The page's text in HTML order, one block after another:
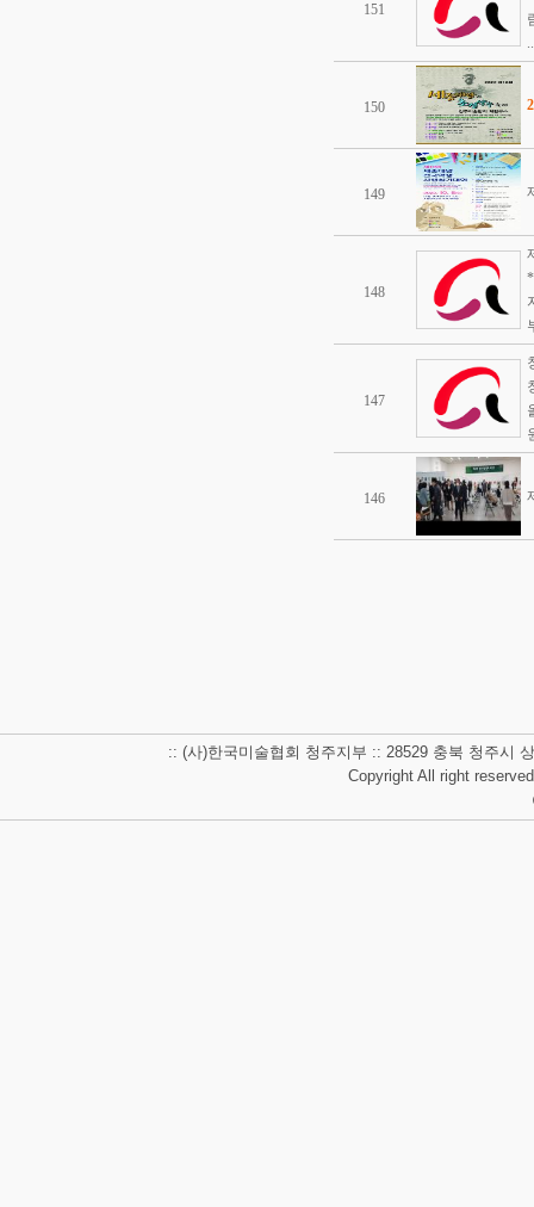
151
..
150
149
148
147
146
:: (사)한국미술협회 청주지부 :: 28529 충북 청주시
Copyright All right